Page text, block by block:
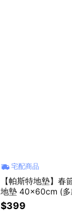
宅配商品
【帕斯特地墊】
地墊 40x60cm (多
$399